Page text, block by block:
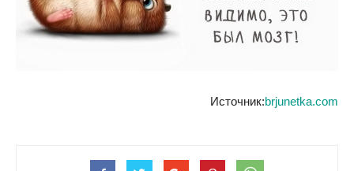
Источник:brjunetka.com